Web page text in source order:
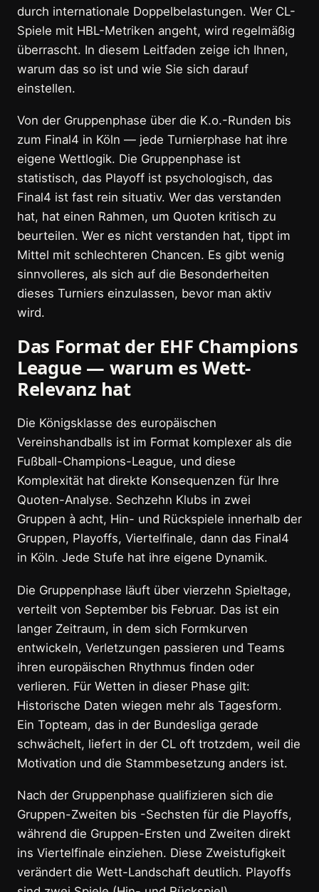
durch internationale Doppelbelastungen. Wer CL-
Spiele mit HBL-Metriken angeht, wird regelmäßig
überrascht. In diesem Leitfaden zeige ich Ihnen,
warum das so ist und wie Sie sich darauf
einstellen.
Von der Gruppenphase über die K.o.-Runden bis
zum Final4 in Köln — jede Turnierphase hat ihre
eigene Wettlogik. Die Gruppenphase ist
statistisch, das Playoff ist psychologisch, das
Final4 ist fast rein situativ. Wer das verstanden
hat, hat einen Rahmen, um Quoten kritisch zu
beurteilen. Wer es nicht verstanden hat, tippt im
Mittel mit schlechteren Chancen. Es gibt wenig
sinnvolleres, als sich auf die Besonderheiten
dieses Turniers einzulassen, bevor man aktiv
wird.
Das Format der EHF Champions
League — warum es Wett-
Relevanz hat
Die Königsklasse des europäischen
Vereinshandballs ist im Format komplexer als die
Fußball-Champions-League, und diese
Komplexität hat direkte Konsequenzen für Ihre
Quoten-Analyse. Sechzehn Klubs in zwei
Gruppen à acht, Hin- und Rückspiele innerhalb der
Gruppen, Playoffs, Viertelfinale, dann das Final4
in Köln. Jede Stufe hat ihre eigene Dynamik.
Die Gruppenphase läuft über vierzehn Spieltage,
verteilt von September bis Februar. Das ist ein
langer Zeitraum, in dem sich Formkurven
entwickeln, Verletzungen passieren und Teams
ihren europäischen Rhythmus finden oder
verlieren. Für Wetten in dieser Phase gilt:
Historische Daten wiegen mehr als Tagesform.
Ein Topteam, das in der Bundesliga gerade
schwächelt, liefert in der CL oft trotzdem, weil die
Motivation und die Stammbesetzung anders ist.
Nach der Gruppenphase qualifizieren sich die
Gruppen-Zweiten bis -Sechsten für die Playoffs,
während die Gruppen-Ersten und Zweiten direkt
ins Viertelfinale einziehen. Diese Zweistufigkeit
verändert die Wett-Landschaft deutlich. Playoffs